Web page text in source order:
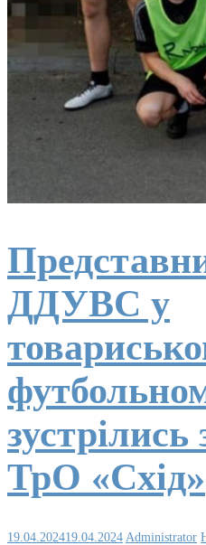
ДДУВС у
ТрО «Схід»
19.04.202419.04.2024 Administrator